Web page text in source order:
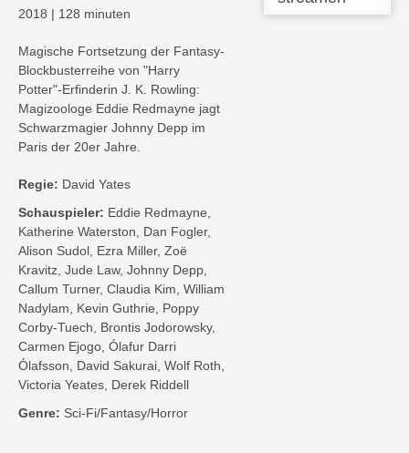
2018 | 128 minuten
Magische Fortsetzung der Fantasy-
Blockbusterreihe von "Harry
Potter"-Erfinderin J. K. Rowling:
Magizoologe Eddie Redmayne jagt
Schwarzmagier Johnny Depp im
Paris der 20er Jahre.
Regie: David Yates
Schauspieler: Eddie Redmayne,
Katherine Waterston, Dan Fogler,
Alison Sudol, Ezra Miller, Zoë
Kravitz, Jude Law, Johnny Depp,
Callum Turner, Claudia Kim, William
Nadylam, Kevin Guthrie, Poppy
Corby-Tuech, Brontis Jodorowsky,
Carmen Ejogo, Ólafur Darri
Ólafsson, David Sakurai, Wolf Roth,
Victoria Yeates, Derek Riddell
Genre: Sci-Fi/Fantasy/Horror